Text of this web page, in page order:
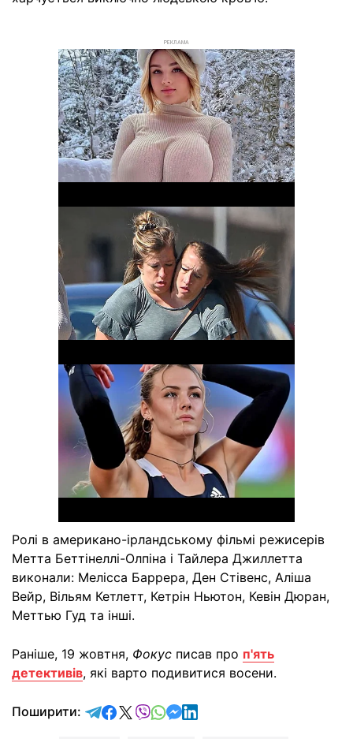
РЕКЛАМА
Ролі в американо-ірландському фільмі режисерів
Метта Беттінеллі-Олпіна і Тайлера Джиллетта
виконали: Мелісса Баррера, Ден Стівенс, Аліша
Вейр, Вільям Кетлетт, Кетрін Ньютон, Кевін Дюран,
Меттью Гуд та інші.
Раніше, 19 жовтня, Фокус писав про п'ять
детективів, які варто подивитися восени.
Поширити: відправити у Telegram
поділитись у Facebook
поділитись у X
відправити у Viber
відправити у Whatsapp
відправити у Messenger
відправити у LinkedIn